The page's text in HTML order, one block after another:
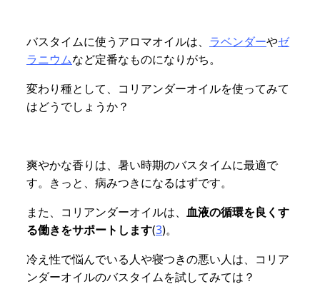
バスタイムに使うアロマオイルは、 ラベンダーやゼ
ラニウムなど定番なものになりがち。
変わり種として、コリアンダーオイルを使ってみて
はどうでしょうか？
爽やかな香りは、暑い時期のバスタイムに最適で
す。きっと、病みつきになるはずです。
また、コリアンダーオイルは、 血液の循環を良くす
る働きをサポートします(3)。
冷え性で悩んでいる人や寝つきの悪い人は、コリア
ンダーオイルのバスタイムを試してみては？